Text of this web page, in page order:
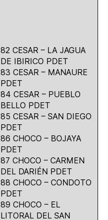
82 CESAR – LA JAGUA
DE IBIRICO PDET
83 CESAR – MANAURE
PDET
84 CESAR – PUEBLO
BELLO PDET
85 CESAR – SAN DIEGO
PDET
86 CHOCO – BOJAYA
PDET
87 CHOCO – CARMEN
DEL DARIÉN PDET
88 CHOCO – CONDOTO
PDET
89 CHOCO – EL
LITORAL DEL SAN